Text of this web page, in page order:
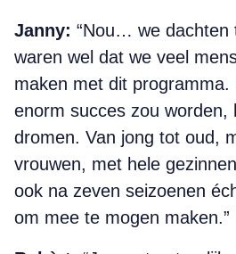
Janny: “Nou… we dachten
waren wel dat we veel
maken met dit programma.
enorm succes zou worden,
dromen. Van jong tot oud,
vrouwen, met hele
ook na zeven seizoenen
om mee te mogen maken.”